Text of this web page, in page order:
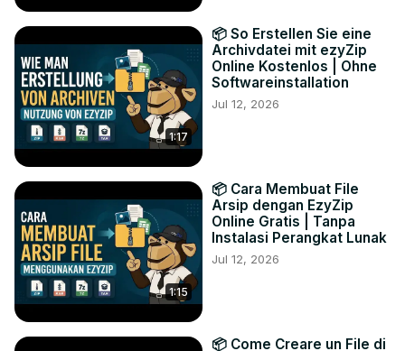
1:17
📦 So Erstellen Sie eine
Archivdatei mit ezyZip
Online Kostenlos | Ohne
Softwareinstallation
Jul 12, 2026
1:15
📦 Cara Membuat File
Arsip dengan EzyZip
Online Gratis | Tanpa
Instalasi Perangkat Lunak
Jul 12, 2026
📦 Come Creare un File di